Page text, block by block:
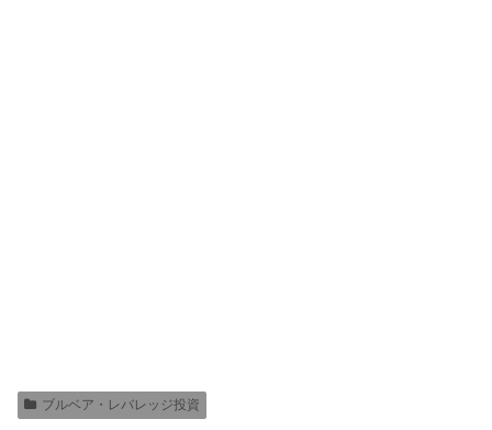
ブルベア・レバレッジ投資